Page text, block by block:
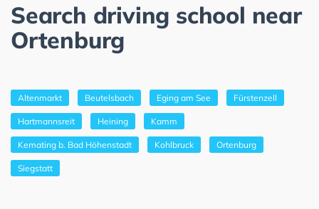
Search driving school near
Ortenburg
Altenmarkt Beutelsbach Eging am See Fürstenzell
Hartmannsreit Heining Kamm
Kemating b. Bad Höhenstadt Kohlbruck Ortenburg
Siegstatt